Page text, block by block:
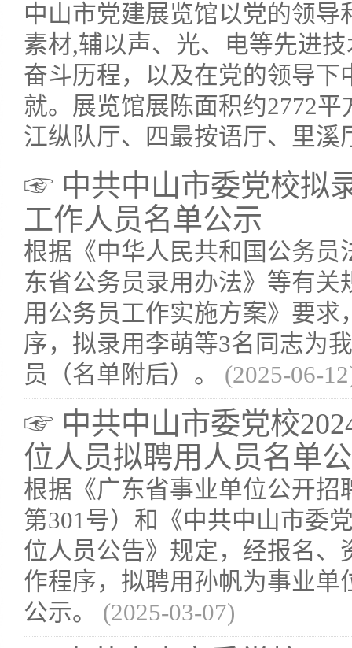
中山市党建展览馆以党的领
素材,辅以声、光、电等先进
奋斗历程，以及在党的领导
就。展览馆展陈面积约2772
江纵队厅、四最按语厅、里溪
☞ 中共中山市委党校拟
工作人员名单公示
根据《中华人民共和国公务
东省公务员录用办法》等有关
用公务员工作实施方案》要
序，拟录用李萌等3名同志为
员（名单附后）。 (2025-06-
☞ 中共中山市委党校
位人员拟聘用人员名单
根据《广东省事业单位公开
第301号）和《中共中山市委
位人员公告》规定，经报名
作程序，拟聘用孙帆为事业
公示。 (2025-03-07)